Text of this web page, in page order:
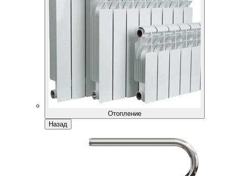
Отопление
Назад